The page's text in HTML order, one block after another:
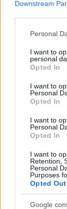
Downstream
Please note
not limited to
grant or deny
use your data
consent section.
Personal
I want to
personal
Opted In
I want to
Personal
Opted In
I want to
Personal
Opted In
I want to
Retention,
Personal
Purposes
Opted Out
Google
Που
Το Ισραήλ
ΗΠΑ που
Δύο